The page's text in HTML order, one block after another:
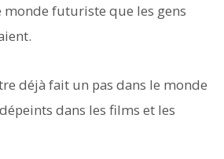
monde futuriste que les gens
déjà fait un pas dans le monde
dans les films et les